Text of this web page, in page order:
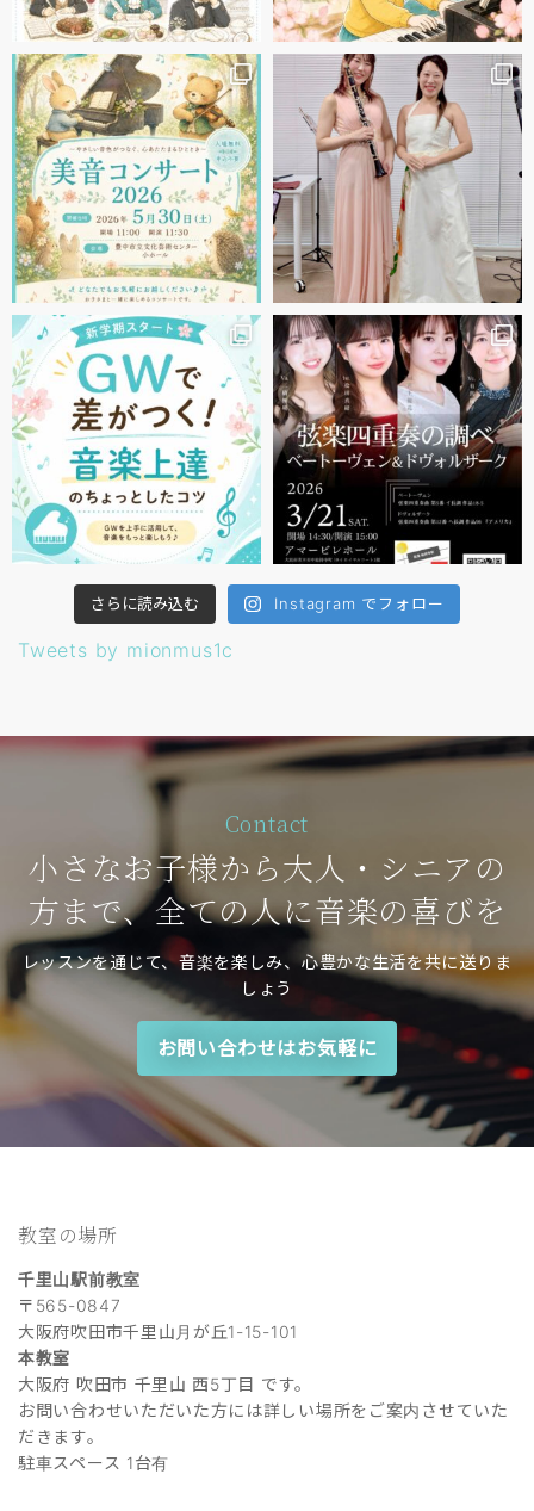
さらに読み込む Instagram でフォロー
Tweets by mionmus1c
Contact
小さなお子様から大人・シニアの
方まで、全ての人に音楽の喜びを
レッスンを通じて、音楽を楽しみ、心豊かな生活を共に送りま
しょう
お問い合わせはお気軽に
教室の場所
千里山駅前教室
〒565-0847
大阪府吹田市千里山月が丘1-15-101
本教室
大阪府 吹田市 千里山 西5丁目 です。
お問い合わせいただいた方には詳しい場所をご案内させていた
だきます。
駐車スペース 1台有